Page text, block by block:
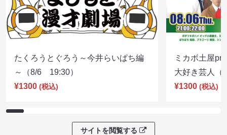
たくろうとぐろう～今井らいぱち編
～（8/6 19:30）
¥1300 (税込)
ミカボ土屋
大好き芸人
¥1300 (税込)
サイトを閲覧する